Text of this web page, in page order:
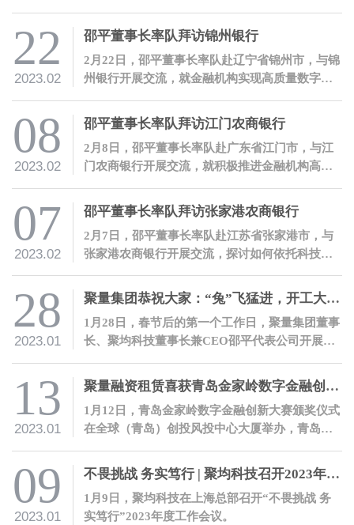
邀参会，并发表讲话。
22
2023.02
邵平董事长率队拜访锦州银行
2月22日，邵平董事长率队赴辽宁省锦州市，与锦
州银行开展交流，就金融机构实现高质量数字化
08
2023.02
邵平董事长率队拜访江门农商银行
2月8日，邵平董事长率队赴广东省江门市，与江
门农商银行开展交流，就积极推进金融机构高质
07
2023.02
邵平董事长率队拜访张家港农商银行
2月7日，邵平董事长率队赴江苏省张家港市，与
张家港农商银行开展交流，探讨如何依托科技赋
28
2023.01
聚量集团恭祝大家：“兔”飞猛进，开工大吉！
1月28日，春节后的第一个工作日，聚量集团董事
长、聚均科技董事长兼CEO邵平代表公司开展开
13
2023.01
聚量融资租赁喜获青岛金家岭数字金融创新大赛二等奖
1月12日，青岛金家岭数字金融创新大赛颁奖仪式
在全球（青岛）创投风投中心大厦举办，青岛聚
项目二等奖。
09
2023.01
不畏挑战 务实笃行 | 聚均科技召开2023年度工作会议
1月9日，聚均科技在上海总部召开“不畏挑战 务
实笃行”2023年度工作会议。